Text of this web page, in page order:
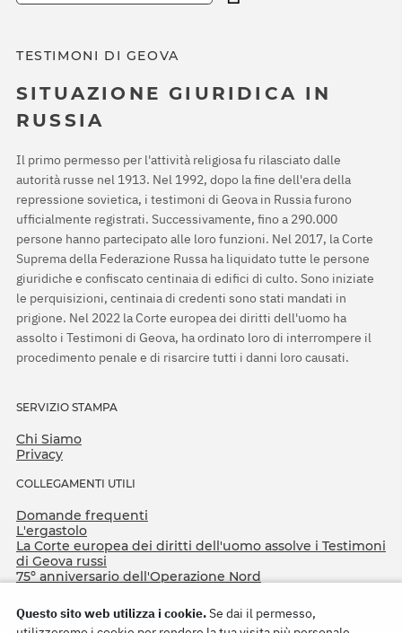
TESTIMONI DI GEOVA
SITUAZIONE GIURIDICA IN
RUSSIA
Il primo permesso per l'attività religiosa fu rilasciato dalle
autorità russe nel 1913. Nel 1992, dopo la fine dell'era della
repressione sovietica, i testimoni di Geova in Russia furono
ufficialmente registrati. Successivamente, fino a 290.000
persone hanno partecipato alle loro funzioni. Nel 2017, la Corte
Suprema della Federazione Russa ha liquidato tutte le persone
giuridiche e confiscato centinaia di edifici di culto. Sono iniziate
le perquisizioni, centinaia di credenti sono stati mandati in
prigione. Nel 2022 la Corte europea dei diritti dell'uomo ha
assolto i Testimoni di Geova, ha ordinato loro di interrompere il
procedimento penale e di risarcire tutti i danni loro causati.
SERVIZIO STAMPA
Chi Siamo
Privacy
COLLEGAMENTI UTILI
Domande frequenti
L'ergastolo
La Corte europea dei diritti dell'uomo assolve i Testimoni
di Geova russi
75º anniversario dell'Operazione Nord
Questo sito web utilizza i cookie.Se dai il permesso,